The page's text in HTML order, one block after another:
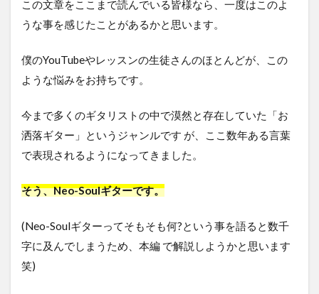
この文章をここまで読んでいる皆様なら、一度はこのよ
うな事を感じたことがあるかと思います。
僕のYouTubeやレッスンの生徒さんのほとんどが、この
ような悩みをお持ちです。
今まで多くのギタリストの中で漠然と存在していた「お
洒落ギター」というジャンルです が、ここ数年ある言葉
で表現されるようになってきました。
そう、Neo-Soulギターです。
(Neo-Soulギターってそもそも何?という事を語ると数千
字に及んでしまうため、本編 で解説しようかと思います
笑)